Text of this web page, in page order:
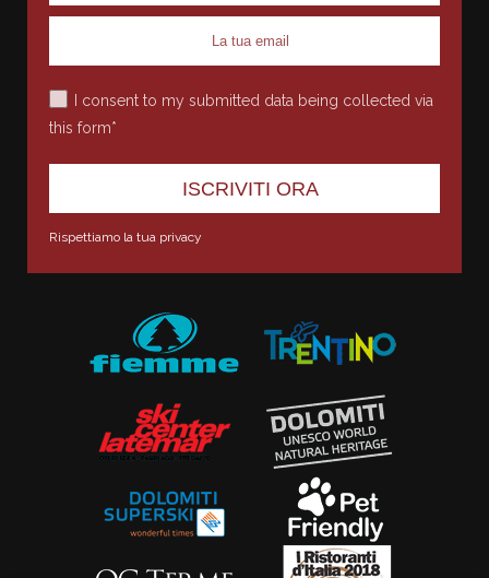
I consent to my submitted data being collected via
this form*
Rispettiamo la tua privacy